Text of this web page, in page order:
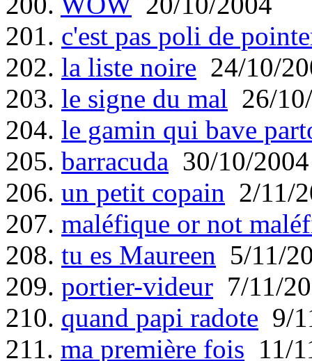
201. c'est pas poli de
202. la liste noire 24/10/
203. le signe du mal 26/
204. le gamin qui bave
205. barracuda 30/10/2004
206. un petit copain 2/11/
207. maléfique or not
208. tu es Maureen 5/11/
209. portier-videur 7/11/
210. quand papi radote 9/
211. ma première fois 11/